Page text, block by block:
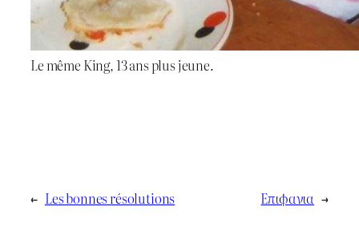
Le même King, 13 ans plus jeune.
← Les bonnes résolutions Επιφανια →